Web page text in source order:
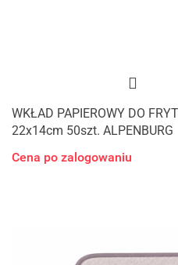
WKŁAD PAPIEROWY DO
22x14cm 50szt. ALPENBURG
Cena po zalogowaniu